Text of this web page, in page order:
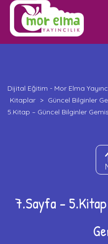
Dijital Eğitim - Mor Elma
Kitaplar > Güncel Bilginler
5.Kitap – Güncel Bilginler
7.Sayfa –